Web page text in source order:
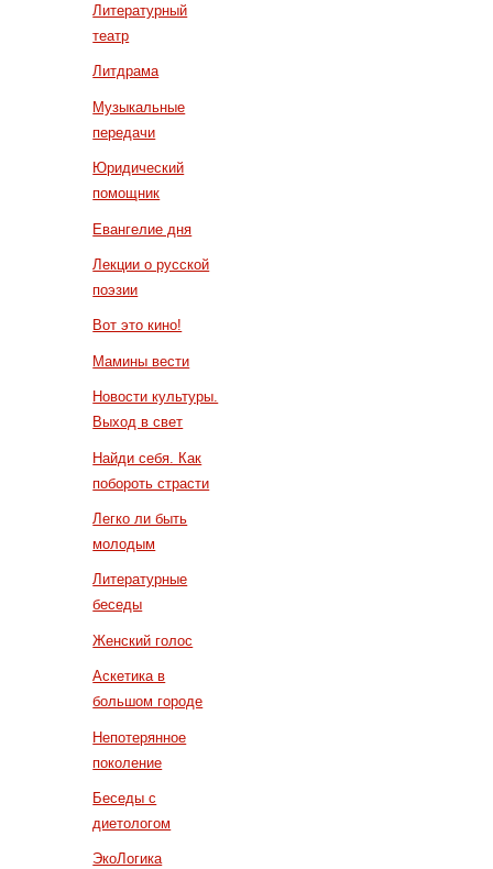
Литературный
театр
Литдрама
Музыкальные
передачи
Юридический
помощник
Евангелие дня
Лекции о русской
поэзии
Вот это кино!
Мамины вести
Новости культуры.
Выход в свет
Найди себя. Как
побороть страсти
Легко ли быть
молодым
Литературные
беседы
Женский голос
Аскетика в
большом городе
Непотерянное
поколение
Беседы с
диетологом
ЭкоЛогика